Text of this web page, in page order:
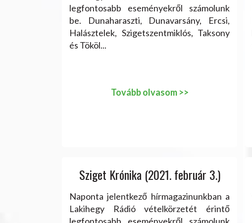
legfontosabb eseményekről számolunk
be. Dunaharaszti, Dunavarsány, Ercsi,
Halásztelek, Szigetszentmiklós, Taksony
és Tököl...
Tovább olvasom >>
Sziget Krónika (2021. február 3.)
Naponta jelentkező hírmagazinunkban a
Lakihegy Rádió vételkörzetét érintő